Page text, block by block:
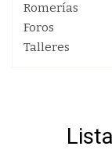
Romerías
Foros
Talleres